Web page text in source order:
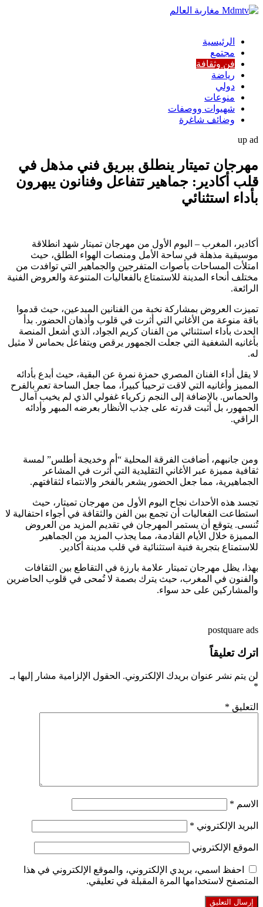
الرئيسية
مجتمع
فن وثقافة
رياضة
دولي
منوعات
شهيوات ووصفات
وضائف شاغرة
up ad
مهرجان تميتار ينطلق ببريق فني مذهل في
قلب أكادير: جماهير تتفاعل وفنانون يبهرون
بأداء استثنائي
أكادير، المغرب – اليوم الأول من مهرجان تميتار شهد انطلاقة
موسيقية مذهلة في ساحة الأمل ومنصات الهواء الطلق، حيث
امتلأت المساحات بأصوات المتفرجين والجماهير التي توافدت من
مختلف أنحاء المدينة للاستمتاع بالفعاليات المتنوعة والعروض الفنية
الرائعة.
تميزت العروض بمشاركة نخبة من الفنانين المبدعين، حيث قدموا
باقة منوعة من الأغاني التي أثرت في قلوب وأذهان الحضور. بدأ
الحدث بأداء استثنائي من الفنان كريم الجواد، الذي أشعل المنصة
بأغانيه الشغفية التي جعلت الجمهور يرقص ويتفاعل بحماس لا مثيل
له.
لا يقل أداء الفنان المصري حمزة نمرة عن البقية، حيث أبدع بأدائه
المميز وأغانيه التي لاقت ترحيباً كبيراً، مما جعل الساحة تعم بالفرح
والحماس. بالإضافة إلى النجم زكرياء غفولي الذي لم يخيب آمال
الجمهور، بل أثبت قدرته على جذب الأنظار بعرضه المبهر وأدائه
الراقي.
ومن جانبهم، أضافت الفرقة المحلية “أم وخديجة أطلس” لمسة
ثقافية مميزة عبر الأغاني التقليدية التي أثرت في المشاعر
الجماهيرية، مما جعل الحضور يشعر بالفخر والانتماء لثقافتهم.
تجسد هذه الأحداث نجاح اليوم الأول من مهرجان تميتار، حيث
استطاعت الفعاليات أن تجمع بين الفن والثقافة في أجواء احتفالية لا
تُنسى. يتوقع أن يستمر المهرجان في تقديم المزيد من العروض
المميزة خلال الأيام القادمة، مما يجذب المزيد من الجماهير
للاستمتاع بتجربة فنية استثنائية في قلب مدينة أكادير.
بهذا، يظل مهرجان تميتار علامة بارزة في التقاطع بين الثقافات
والفنون في المغرب، حيث يترك بصمة لا تُمحى في قلوب الحاضرين
والمشاركين على حد سواء.
postquare ads
اترك تعليقاً
لن يتم نشر عنوان بريدك الإلكتروني. الحقول الإلزامية مشار إليها بـ
*
التعليق *
الاسم *
البريد الإلكتروني *
الموقع الإلكتروني
احفظ اسمي، بريدي الإلكتروني، والموقع الإلكتروني في هذا
المتصفح لاستخدامها المرة المقبلة في تعليقي.